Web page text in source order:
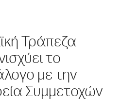
Τράπεζα
το
με την
Συμμετοχών